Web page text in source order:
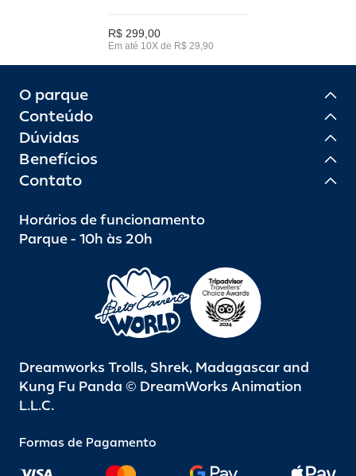
R$ 299,00
Em até 10X de R$ 29,90
O parque
Conteúdo
Dúvidas
Benefícios
Contato
Horários de funcionamento
Parque - 10h às 20h
Dreamworks Trolls, Shrek, Madagascar and
Kung Fu Panda © DreamWorks Animation
L.L.C.
Formas de Pagamento